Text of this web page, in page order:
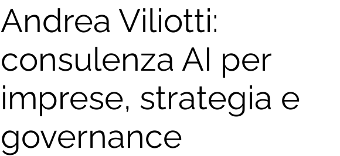
Andrea Viliotti:
consulenza AI per
imprese, strategia e
governance